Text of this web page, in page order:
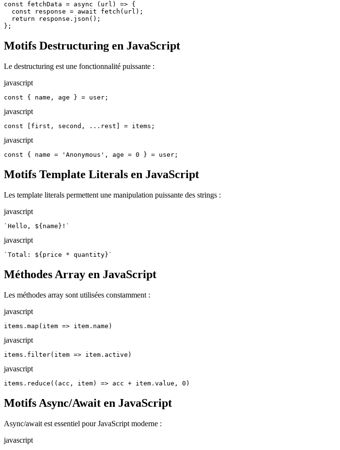
const fetchData = async (url) => {
  const response = await fetch(url);
  return response.json();
};
Motifs Destructuring en JavaScript
Le destructuring est une fonctionnalité puissante :
javascript
const { name, age } = user;
javascript
const [first, second, ...rest] = items;
javascript
const { name = 'Anonymous', age = 0 } = user;
Motifs Template Literals en JavaScript
Les template literals permettent une manipulation puissante des strings :
javascript
`Hello, ${name}!`
javascript
`Total: ${price * quantity}`
Méthodes Array en JavaScript
Les méthodes array sont utilisées constamment :
javascript
items.map(item => item.name)
javascript
items.filter(item => item.active)
javascript
items.reduce((acc, item) => acc + item.value, 0)
Motifs Async/Await en JavaScript
Async/await est essentiel pour JavaScript moderne :
javascript